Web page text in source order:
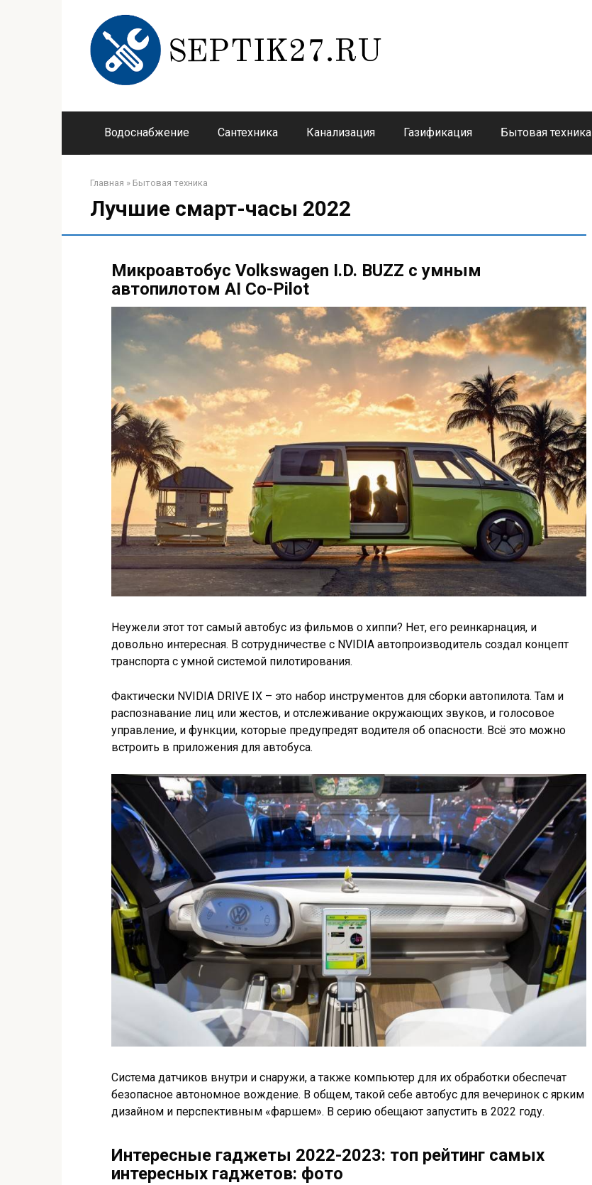
Водоснабжение Сантехника Канализация Газификация Бытовая техника
Главная » Бытовая техника
Лучшие смарт-часы 2022
Микроавтобус Volkswagen I.D. BUZZ с умным
автопилотом AI Co-Pilot
Неужели этот тот самый автобус из фильмов о хиппи? Нет, его реинкарнация, и
довольно интересная. В сотрудничестве с NVIDIA автопроизводитель создал концепт
транспорта с умной системой пилотирования.
Фактически NVIDIA DRIVE IX – это набор инструментов для сборки автопилота. Там и
распознавание лиц или жестов, и отслеживание окружающих звуков, и голосовое
управление, и функции, которые предупредят водителя об опасности. Всё это можно
встроить в приложения для автобуса.
Система датчиков внутри и снаружи, а также компьютер для их обработки обеспечат
безопасное автономное вождение. В общем, такой себе автобус для вечеринок с ярким
дизайном и перспективным «фаршем». В серию обещают запустить в 2022 году.
Интересные гаджеты 2022-2023: топ рейтинг самых
интересных гаджетов: фото